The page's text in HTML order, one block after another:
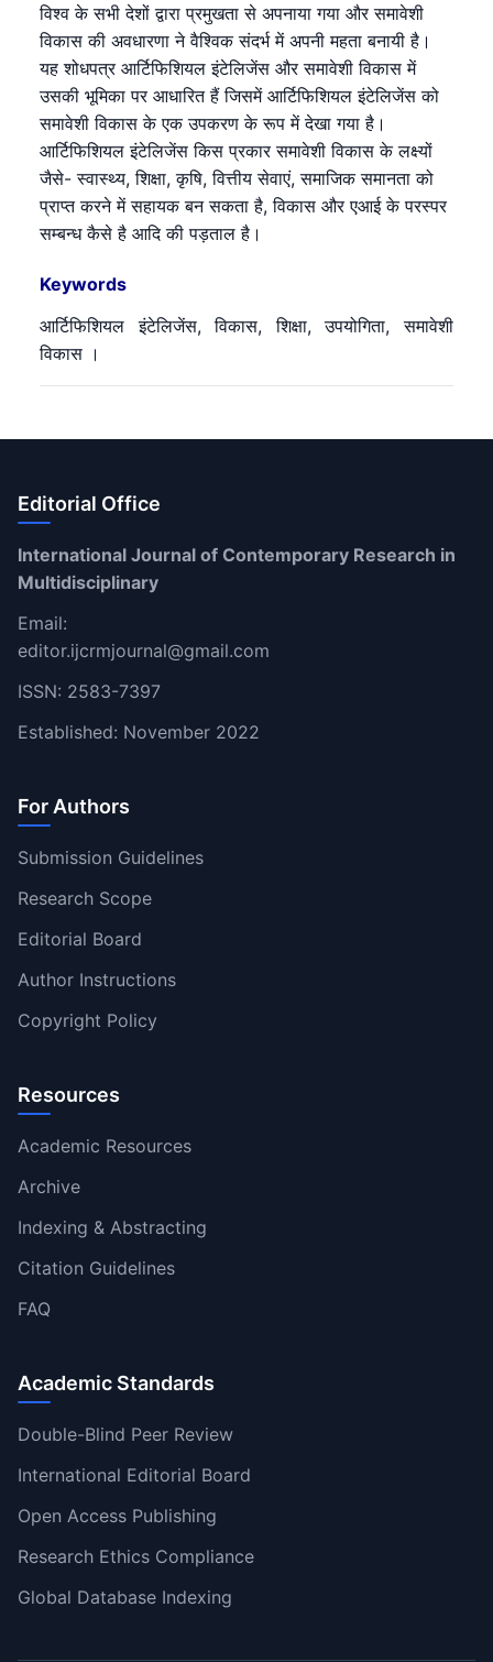
विश्व के सभी देशों द्वारा प्रमुखता से अपनाया गया और समावेशी
विकास की अवधारणा ने वैश्विक संदर्भ में अपनी महता बनायी है।
यह शोधपत्र आर्टिफिशियल इंटेलिजेंस और समावेशी विकास में
उसकी भूमिका पर आधारित हैं जिसमें आर्टिफिशियल इंटेलिजेंस को
समावेशी विकास के एक उपकरण के रूप में देखा गया है।
आर्टिफिशियल इंटेलिजेंस किस प्रकार समावेशी विकास के लक्ष्यों
जैसे- स्वास्थ्य, शिक्षा, कृषि, वित्तीय सेवाएं, समाजिक समानता को
प्राप्त करने में सहायक बन सकता है, विकास और एआई के परस्पर
सम्बन्ध कैसे है आदि की पड़ताल है।
Keywords
आर्टिफिशियल इंटेलिजेंस, विकास, शिक्षा, उपयोगिता, समावेशी
विकास ।
Editorial Office
International Journal of Contemporary Research in
Multidisciplinary
Email:
editor.ijcrmjournal@gmail.com
ISSN: 2583-7397
Established: November 2022
For Authors
Submission Guidelines
Research Scope
Editorial Board
Author Instructions
Copyright Policy
Resources
Academic Resources
Archive
Indexing & Abstracting
Citation Guidelines
FAQ
Academic Standards
Double-Blind Peer Review
International Editorial Board
Open Access Publishing
Research Ethics Compliance
Global Database Indexing